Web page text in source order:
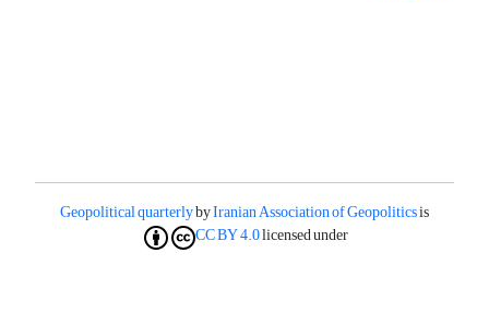
Geopolitical quarterlybyIranian Association of Geopoliticsis
licensed under
CC BY 4.0